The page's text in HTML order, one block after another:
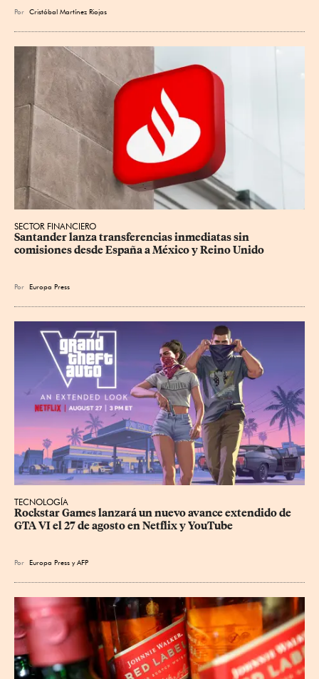
Por Cristóbal Martínez Riojas
SECTOR FINANCIERO
Santander lanza transferencias inmediatas sin
comisiones desde España a México y Reino Unido
Por Europa Press
TECNOLOGÍA
Rockstar Games lanzará un nuevo avance extendido de
GTA VI el 27 de agosto en Netflix y YouTube
Por Europa Press yAFP